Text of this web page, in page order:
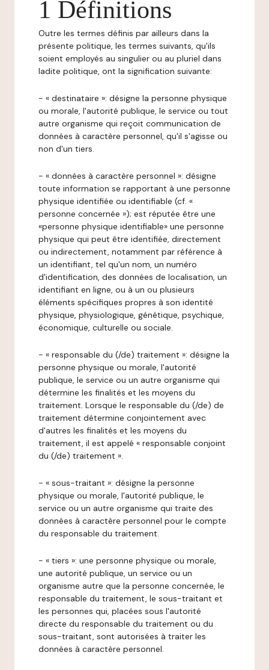
1 Définitions
Outre les termes définis par ailleurs dans la
présente politique, les termes suivants, qu'ils
soient employés au singulier ou au pluriel dans
ladite politique, ont la signification suivante:
- « destinataire »: désigne la personne physique
ou morale, l'autorité publique, le service ou tout
autre organisme qui reçoit communication de
données à caractère personnel, qu'il s'agisse ou
non d'un tiers.
- « données à caractère personnel »: désigne
toute information se rapportant à une personne
physique identifiée ou identifiable (cf. «
personne concernée »); est réputée être une
«personne physique identifiable» une personne
physique qui peut être identifiée, directement
ou indirectement, notamment par référence à
un identifiant, tel qu'un nom, un numéro
d'identification, des données de localisation, un
identifiant en ligne, ou à un ou plusieurs
éléments spécifiques propres à son identité
physique, physiologique, génétique, psychique,
économique, culturelle ou sociale.
- « responsable du (/de) traitement »: désigne la
personne physique ou morale, l'autorité
publique, le service ou un autre organisme qui
détermine les finalités et les moyens du
traitement. Lorsque le responsable du (/de) de
traitement détermine conjointement avec
d'autres les finalités et les moyens du
traitement, il est appelé « responsable conjoint
du (/de) traitement ».
- « sous-traitant »: désigne la personne
physique ou morale, l'autorité publique, le
service ou un autre organisme qui traite des
données à caractère personnel pour le compte
du responsable du traitement.
- « tiers »: une personne physique ou morale,
une autorité publique, un service ou un
organisme autre que la personne concernée, le
responsable du traitement, le sous-traitant et
les personnes qui, placées sous l'autorité
directe du responsable du traitement ou du
sous-traitant, sont autorisées à traiter les
données à caractère personnel.